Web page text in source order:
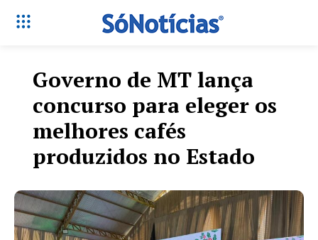
Governo de MT lança
concurso para eleger os
melhores cafés
produzidos no Estado